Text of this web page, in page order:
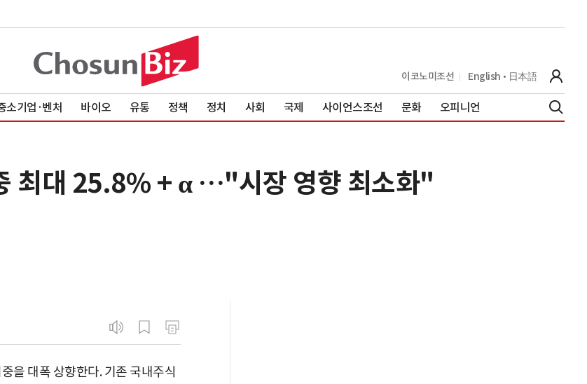
이코노미조선 English 日本語
소기업·벤처 바이오 유통 정책 정치 사회 국제 사이언스조선 문화 오피니언
최대 25.8% + α …"시장 영향 최소화"
을 대폭 상향한다. 기존 국내주식